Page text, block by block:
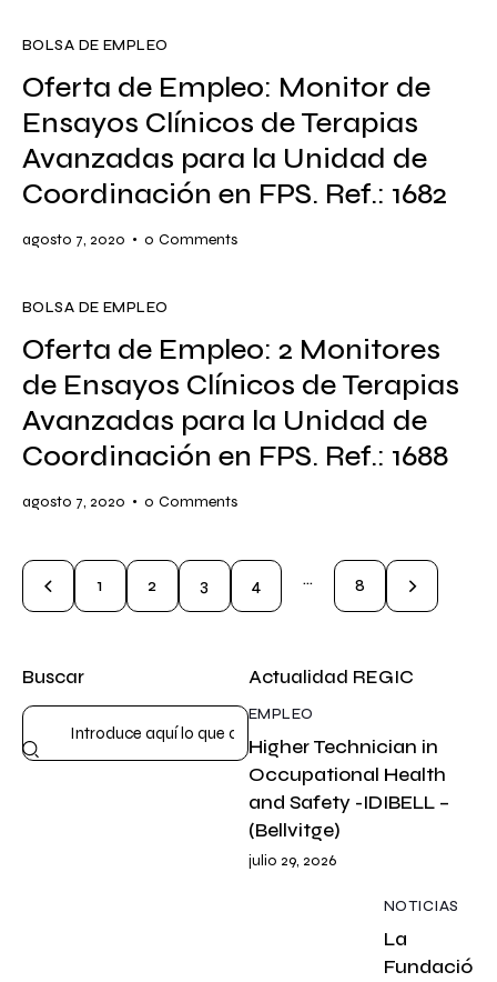
BOLSA DE EMPLEO
Oferta de Empleo: Monitor de
Ensayos Clínicos de Terapias
Avanzadas para la Unidad de
Coordinación en FPS. Ref.: 1682
agosto 7, 2020 0 Comments
BOLSA DE EMPLEO
Oferta de Empleo: 2 Monitores
de Ensayos Clínicos de Terapias
Avanzadas para la Unidad de
Coordinación en FPS. Ref.: 1688
agosto 7, 2020 0 Comments
1 2 3 4 … 8
>
Buscar Actualidad REGIC
EMPLEO
Higher Technician in
Occupational Health
and Safety -IDIBELL –
(Bellvitge)
julio 29, 2026
NOTICIAS
La
Fundació